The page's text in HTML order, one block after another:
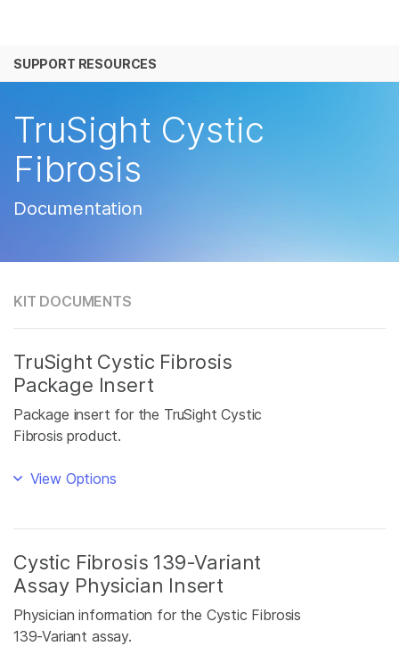
解决方案
公司
SUPPORT RESOURCES
TruSight Cystic
Fibrosis
Documentation
KIT DOCUMENTS
TruSight Cystic Fibrosis
Package Insert
Package insert for the TruSight Cystic
Fibrosis product.
View Options
Cystic Fibrosis 139-Variant
Assay Physician Insert
Physician information for the Cystic Fibrosis
139-Variant assay.
查看更多相关内容。选择您感兴趣的领域:
微生物学
农业基因组学
复杂疾病